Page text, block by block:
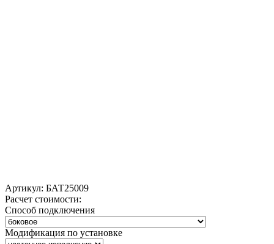
Артикул: БАТ25009
Расчет стоимости:
Способ подключения
Модификация по установке